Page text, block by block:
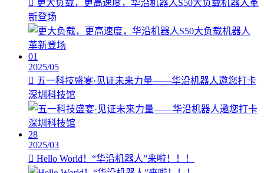
更大负载，更高速度，华沿机器人S50大负载机器人革
新登场
01
2025/05
五一科技盛宴·见证未来力量——华沿机器人邀您打卡
深圳科技馆
28
2025/03
Hello World！“华沿机器人”来啦！！！